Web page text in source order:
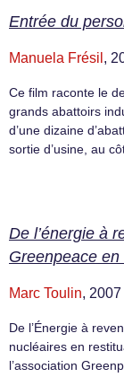
Entrée du
Manuela Frésil ,
Ce film raconte le
grands abattoirs
d’une dizaine
sortie d’usine, au
De l’énergie à
Greenpeace
Marc Toulin, 2007
De l’Énergie à
nucléaires en
l’association